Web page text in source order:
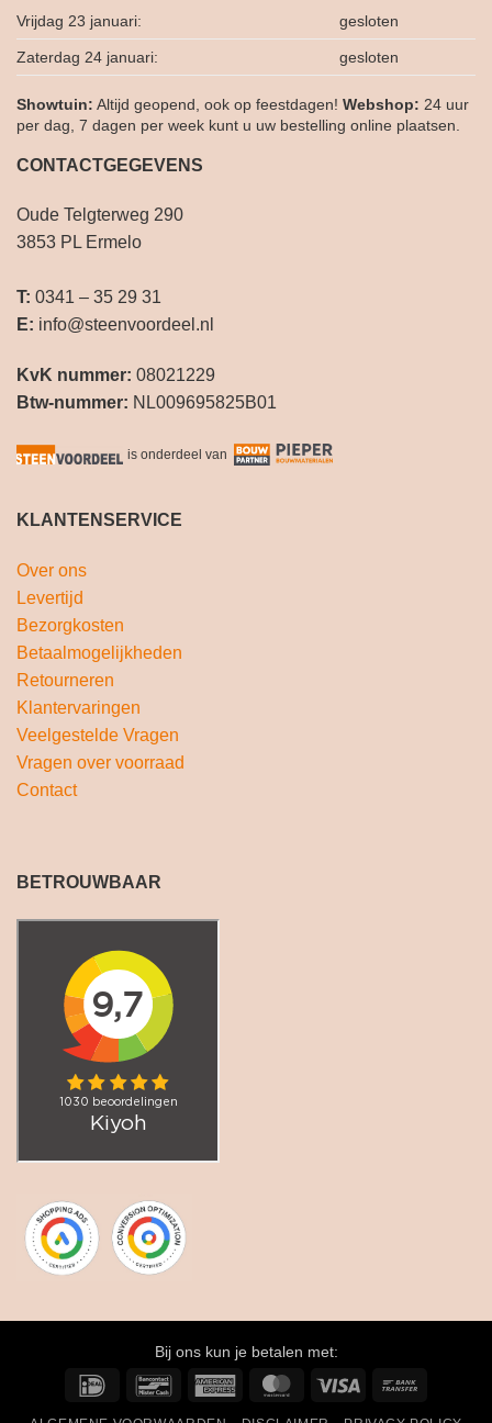
Vrijdag 23 januari: gesloten
Zaterdag 24 januari: gesloten
Showtuin: Altijd geopend, ook op feestdagen! Webshop: 24 uur
per dag, 7 dagen per week kunt u uw bestelling online plaatsen.
CONTACTGEGEVENS
Oude Telgterweg 290
3853 PL Ermelo
T: 0341 – 35 29 31
E: info@steenvoordeel.nl
KvK nummer: 08021229
Btw-nummer: NL009695825B01
is onderdeel van
KLANTENSERVICE
Over ons
Levertijd
Bezorgkosten
Betaalmogelijkheden
Retourneren
Klantervaringen
Veelgestelde Vragen
Vragen over voorraad
Contact
BETROUWBAAR
Bij ons kun je betalen met:
IDeal
BancontactAmerican
MasterCardVisa